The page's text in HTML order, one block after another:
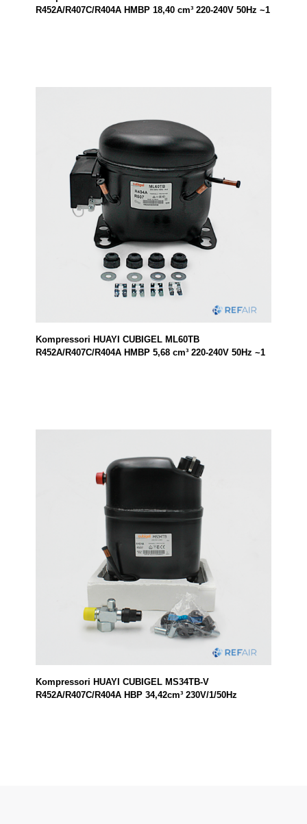
R452A/R407C/R404A HMBP 18,40 cm³ 220-240V 50Hz ~1
Kompressori HUAYI CUBIGEL ML60TB
R452A/R407C/R404A HMBP 5,68 cm³ 220-240V 50Hz ~1
Kompressori HUAYI CUBIGEL MS34TB-V
R452A/R407C/R404A HBP 34,42cm³ 230V/1/50Hz